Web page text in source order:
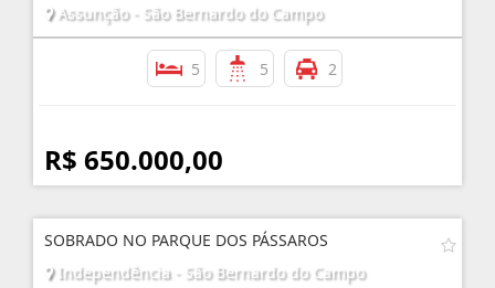
Assunção - São Bernardo do Campo
5 5 2
R$ 650.000,00
SOBRADO NO PARQUE DOS PÁSSAROS
Independência - São Bernardo do Campo